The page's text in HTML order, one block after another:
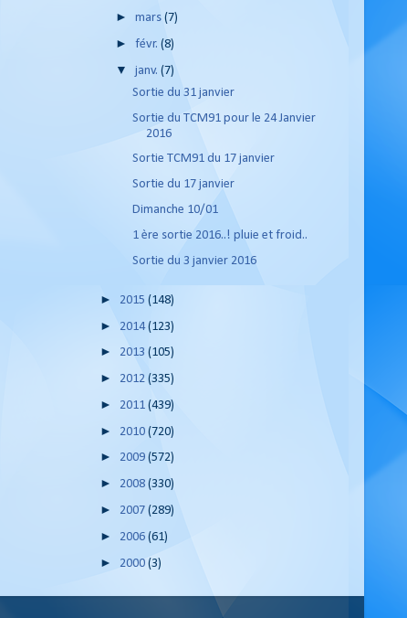
►mars(7)
►févr.(8)
▼janv.(7)
Sortie du 31 janvier
Sortie du TCM91 pour le 24 Janvier
2016
Sortie TCM91 du 17 janvier
Sortie du 17 janvier
Dimanche 10/01
1 ère sortie 2016..! pluie et froid..
Sortie du 3 janvier 2016
► 2015 (148)
► 2014(123)
► 2013 (105)
► 2012 (335)
► 2011 (439)
► 2010 (720)
► 2009 (572)
► 2008 (330)
► 2007 (289)
► 2006 (61)
► 2000 (3)